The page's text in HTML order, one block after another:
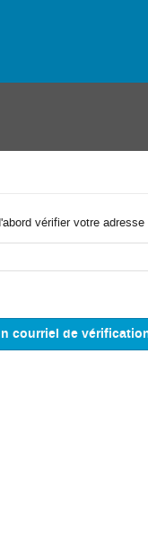
vérifier votre